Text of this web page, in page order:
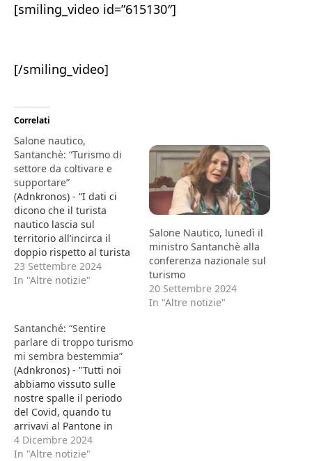
[smiling_video id=”615130″]
[/smiling_video]
Correlati
Salone nautico,
Santanchè: “Turismo di
settore da coltivare e
supportare”
(Adnkronos) - “I dati ci
dicono che il turista
nautico lascia sul
territorio all’incirca il
doppio rispetto al turista
medio. Quindi parliamo
di un segmento
Ma è un turismo che ha
anche bisogno di
interventi. Il ministero
del Turismo, ad esempio,
ha avviato il…
23 Settembre 2024
In "Altre notizie"
Salone Nautico, lunedì il
ministro Santanchè alla
conferenza nazionale sul
turismo
20 Settembre 2024
In "Altre notizie"
Santanché: “Sentire
parlare di troppo turismo
mi sembra bestemmia”
(Adnkronos) - ''Tutti noi
abbiamo vissuto sulle
nostre spalle il periodo
del Covid, quando tu
arrivavi al Pantone in
piazza di Spagna vedevi
tutto chiuso, una
4 Dicembre 2024
In "Altre notizie"